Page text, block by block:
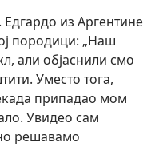
из Аргентине
породици: „Наш
али објаснили смо
Уместо тога,
припадао мом
Увидео сам
решавамо